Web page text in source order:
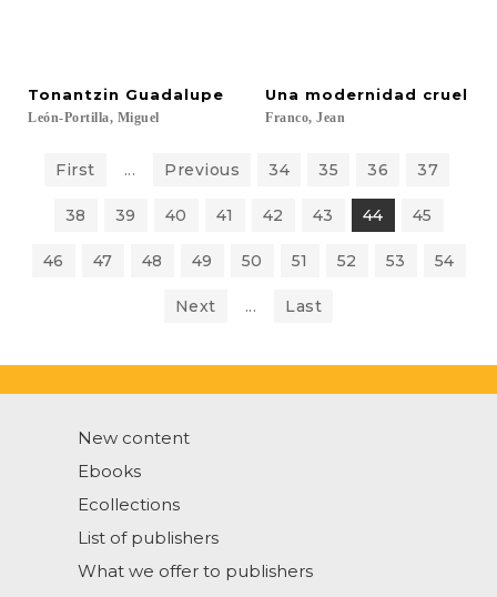
Tonantzin Guadalupe
León-Portilla, Miguel
Una modernidad cruel
Franco, Jean
First ... Previous 34 35 36 37
38 39 40 41 42 43 44 45
46 47 48 49 50 51 52 53 54
Next ... Last
New content
Ebooks
Ecollections
List of publishers
What we offer to publishers